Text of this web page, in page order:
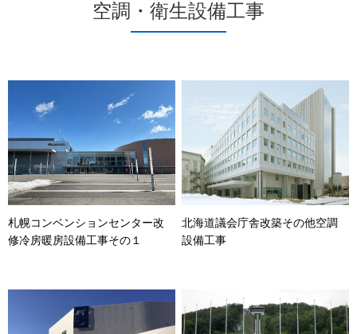
空調・衛生設備工事
札幌コンベンションセンター改
修冷房暖房設備工事その１
北海道議会庁舎改築その他空調
設備工事